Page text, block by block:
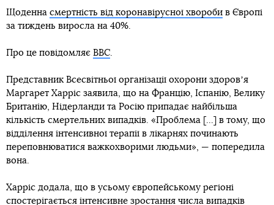
Щоденна смертність від коронавірусної хвороби в Європі
за тиждень виросла на 40%.
Про це повідомляє BBC
Представник Всесвітньої організації охорони здоровʼя
Маргарет Харріс заявила, що на Францію, Іспанію, Велику
Британію, Нідерланди та Росію припадає найбільша
кількість смертельних випадків. «Проблема [...] в тому, що
відділення інтенсивної терапії в лікарнях починають
переповнюватися важкохворими людьми», — попередила
вона.
Харріс додала, що в усьому європейському регіоні
спостерігається інтенсивне зростання числа випадків